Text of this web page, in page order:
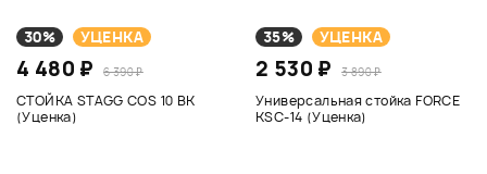
30% УЦЕНКА
4 480 ₽ 6 390 ₽
СТОЙКА STAGG COS 10 BK
(Уценка)
35% УЦЕНКА
2 530 ₽ 3 890 ₽
Универсальная стойка FORCE
KSC-14 (Уценка)